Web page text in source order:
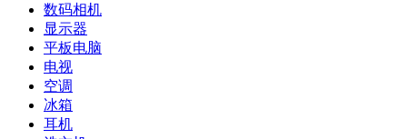
数码相机
显示器
平板电脑
电视
空调
冰箱
耳机